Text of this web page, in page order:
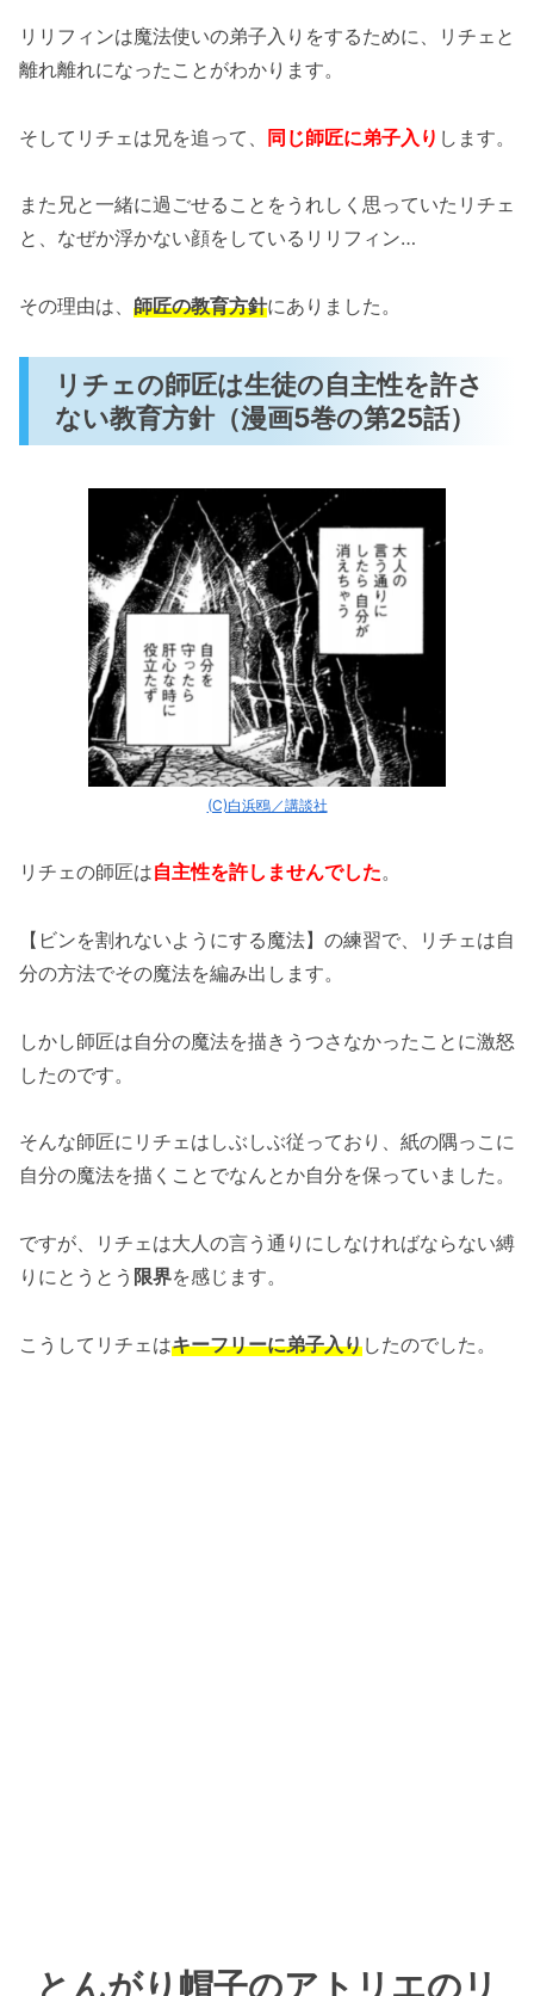
リリフィンは魔法使いの弟子入りをするために、リチェと
離れ離れになったことがわかります。
そしてリチェは兄を追って、 同じ師匠に弟子入り します。
また兄と一緒に過ごせることをうれしく思っていたリチェ
と、なぜか浮かない顔をしているリリフィン…
その理由は、 師匠の教育方針にありました。
リチェの師匠は生徒の自主性を許さ
ない教育方針（漫画5巻の第25話）
(C)白浜鴎／講談社
リチェの師匠は自主性を許しませんでした。
【ビンを割れないようにする魔法】の練習で、リチェは自
分の方法でその魔法を編み出します。
しかし師匠は自分の魔法を描きうつさなかったことに激怒
したのです。
そんな師匠にリチェはしぶしぶ従っており、紙の隅っこに
自分の魔法を描くことでなんとか自分を保っていました。
ですが、リチェは大人の言う通りにしなければならない縛
りにとうとう 限界を感じます。
こうしてリチェはキーフリーに弟子入りしたのでした。
とんがり帽子のアトリエのリ